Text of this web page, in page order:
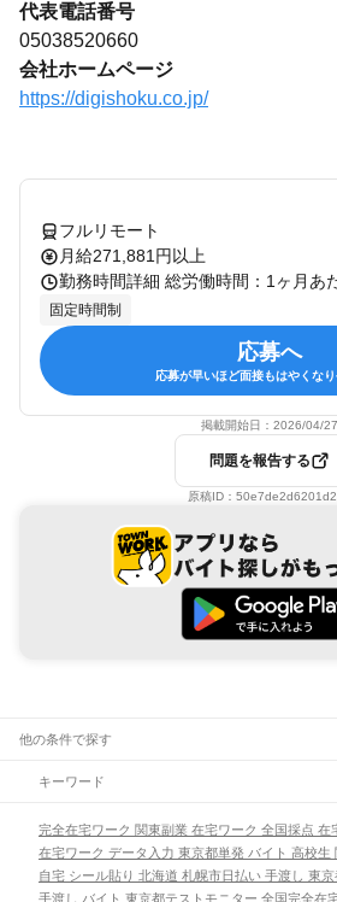
代表電話番号
05038520660
会社ホームページ
https://digishoku.co.jp/
フルリモート
月給271,881円以上
固定時間制
応募へ
応募が早いほど面接もはやくなり
掲載開始日： 2026/04/27
問題を報告する
原稿ID：
他の条件で探す
キーワード
完全在宅ワーク 関東副業 在宅ワーク 全国採点 在
在宅ワーク データ入力 東京都単発 バイト 高校生
自宅 シール貼り 北海道 札幌市日払い 手渡し 東京
手渡し バイト 東京都テストモニター 全国完全在